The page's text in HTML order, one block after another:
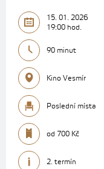
15. 01. 2026
19:00 hod.
90 minut
Kino Vesmír
Poslední místa
od 700 Kč
2. termín